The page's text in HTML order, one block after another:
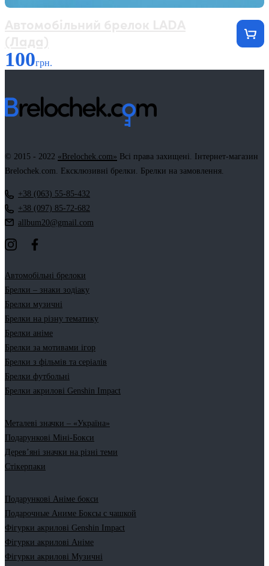
100грн.
© 2015 - 2022 «Brelochek.com» Всі права захищені. Інтернет-магазин
Brelochek.com. Ексклюзивні брелки. Брелки на замовлення.
+38 (063) 55-85-432
+38 (097) 85-72-682
allbum20@gmail.com
Автомобільні брелоки
Брелки – знаки зодіаку
Брелки музичні
Брелки на різну тематику
Брелки аніме
Брелки за мотивами ігор
Брелки з фільмів та серіалів
Брелки футбольні
Брелки акрилові Genshin Impact
Металеві значки – «Україна»
Подарункові Міні-Бокси
Дерев’яні значки на різні теми
Стікерпаки
Подарункові Аніме бокси
Подарочные Аниме Боксы с чашкой
Фігурки акрилові Genshin Impact
Фігурки акрилові Аніме
Фігурки акрилові Музичні